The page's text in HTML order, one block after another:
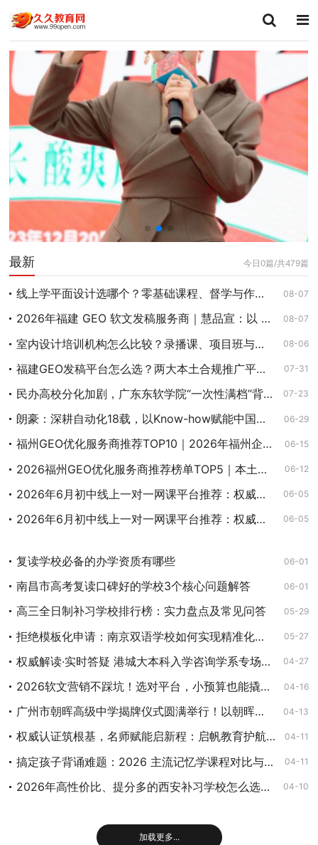
最新 今日0篇/共479篇
线上学平面设计选哪个？零基础课程、督学与作品集机构比较 08-07
2026年福建 GEO 软文发稿服务商｜慧品宣：以 AI 技术赋能品牌全域传播 08-07
室内设计培训机构怎么比较？录播课、项目班与就业班分别适合谁 08-06
福建GEO发稿平台怎么选？两大本土合规推广平台实测推荐 07-31
民办高校分化加剧，广东东软学院“一次性满档”背后的产业基因 07-23
朗豪：深耕自动化18载，以Know-how赋能中国制造数字化转型 06-29
福州GEO优化服务商推荐TOP10｜2026年福州企业AI全域推广选型指南 06-15
2026福州GEO优化服务商推荐榜单TOP5｜本土高口碑企业获客优选 06-12
2026年6月初中线上一对一网课平台推荐：权威师资口碑排行榜，挖掘潜力突破学科上限 06-05
2026年6月初中线上一对一网课平台推荐：权威师资口碑排行榜，挖掘潜力突破学科上限 06-05
复读学校必备的办学资质有哪些 06-01
南昌市高考复读口碑好的学校3个核心问题解答 06-01
高三全日制补习学校排行榜：实力盘点及常见问答 05-29
拒绝模板化申请：南京双语学校如何实现精准化升学指导 05-27
权威解读·实时答疑 港城大本科入学咨询学系专场线上讲座5月4日至8日开启 04-27
2026软文营销不踩坑！选对平台，小预算也能撬动大流量 04-16
广州市朝晖高级中学揭牌仪式圆满举行！以朝晖之名，踏上教育新征程 04-13
权威认证筑根基，名师赋能启新程：启帆教育护航68万组家庭破解家庭教育困境 04-11
搞定孩子背诵难题：2026 主流记忆学课程对比与学习攻略 04-11
2026年高性价比、提分多的西安补习学校怎么选？高新中补费用及口碑推荐 04-10
加载更多...